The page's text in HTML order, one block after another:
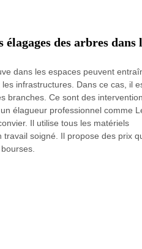
des arbres dans
dans les espaces peuvent
infrastructures. Dans ce cas, il
branches. Ce sont des
élagueur professionnel comme
Il utilise tous les matériels
soigné. Il propose des prix